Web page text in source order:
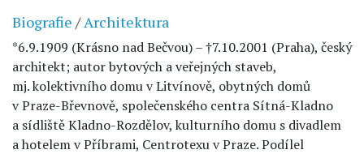
Biografie /Architektura
*6.9.1909 (Krásno nad Bečvou) – †7.10.2001 (Praha), český
architekt; autor bytových a veřejných staveb,
mj. kolektivního domu v Litvínově, obytných domů
v Praze-Břevnově, společenského centra Sítná-Kladno
a sídliště Kladno-Rozdělov, kulturního domu s divadlem
a hotelem v Příbrami, Centrotexu v Praze. Podílel